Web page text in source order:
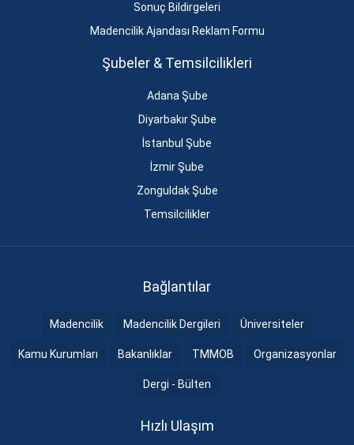
Sonuç Bildirgeleri
Madencilik Ajandası Reklam Formu
Şubeler & Temsilcilikleri
Adana Şube
Diyarbakır Şube
İstanbul Şube
İzmir Şube
Zonguldak Şube
Temsilcilikler
Bağlantılar
Madencilik Madencilik Dergileri Üniversiteler
Kamu Kurumları Bakanlıklar TMMOB Organizasyonlar
Dergi - Bülten
Hızlı Ulaşım